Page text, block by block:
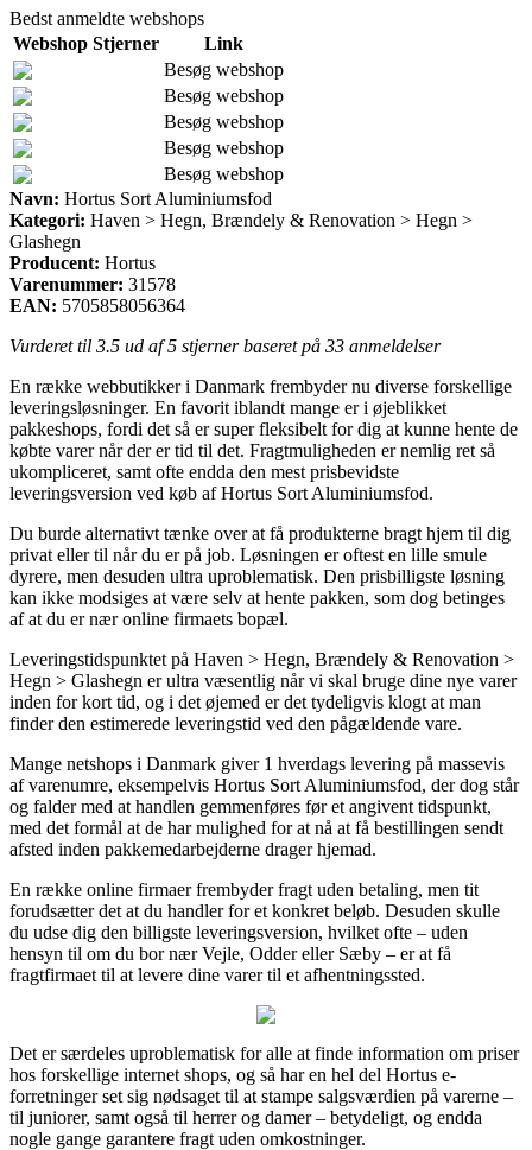
Bedst anmeldte webshops
Webshop Stjerner
Link
Besøg webshop
Besøg webshop
Besøg webshop
Besøg webshop
Besøg webshop
Navn: Hortus Sort Aluminiumsfod
Kategori: Haven > Hegn, Brændely & Renovation > Hegn >
Glashegn
Producent: Hortus
Varenummer: 31578
EAN: 5705858056364
Vurderet til 3.5 ud af 5 stjerner baseret på 33 anmeldelser
En række webbutikker i Danmark frembyder nu diverse forskellige
leveringsløsninger. En favorit iblandt mange er i øjeblikket
pakkeshops, fordi det så er super fleksibelt for dig at kunne hente de
købte varer når der er tid til det. Fragtmuligheden er nemlig ret så
ukompliceret, samt ofte endda den mest prisbevidste
leveringsversion ved køb af Hortus Sort Aluminiumsfod.
Du burde alternativt tænke over at få produkterne bragt hjem til dig
privat eller til når du er på job. Løsningen er oftest en lille smule
dyrere, men desuden ultra uproblematisk. Den prisbilligste løsning
kan ikke modsiges at være selv at hente pakken, som dog betinges
af at du er nær online firmaets bopæl.
Leveringstidspunktet på Haven > Hegn, Brændely & Renovation >
Hegn > Glashegn er ultra væsentlig når vi skal bruge dine nye varer
inden for kort tid, og i det øjemed er det tydeligvis klogt at man
finder den estimerede leveringstid ved den pågældende vare.
Mange netshops i Danmark giver 1 hverdags levering på massevis
af varenumre, eksempelvis Hortus Sort Aluminiumsfod, der dog står
og falder med at handlen gemmenføres før et angivent tidspunkt,
med det formål at de har mulighed for at nå at få bestillingen sendt
afsted inden pakkemedarbejderne drager hjemad.
En række online firmaer frembyder fragt uden betaling, men tit
forudsætter det at du handler for et konkret beløb. Desuden skulle
du udse dig den billigste leveringsversion, hvilket ofte – uden
hensyn til om du bor nær Vejle, Odder eller Sæby – er at få
fragtfirmaet til at levere dine varer til et afhentningssted.
Det er særdeles uproblematisk for alle at finde information om priser
hos forskellige internet shops, og så har en hel del Hortus e-
forretninger set sig nødsaget til at stampe salgsværdien på varerne –
til juniorer, samt også til herrer og damer – betydeligt, og endda
nogle gange garantere fragt uden omkostninger.